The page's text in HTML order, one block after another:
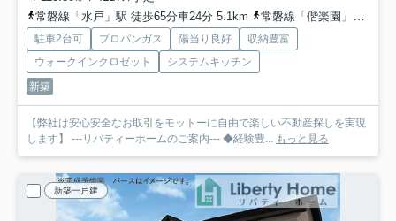
常磐線「水戸」駅 徒歩65分車24分 5.1km
常磐線「偕楽園」駅 徒歩74分
駐車2台可 プロパンガス 陽当り良好
収納豊富
ウォークインクロゼット
システムキッチン
新築
【弊社は安心安全なお取引をモットーに自由で楽しい不動産探しを実現
します】 ---リバティーホームのご案内--- ◆経験豊... もっと見る
新築一戸建